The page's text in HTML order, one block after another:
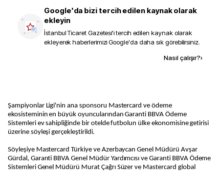
Google'da bizi tercih edilen kaynak olarak
ekleyin
İstanbul Ticaret Gazetesi'i tercih edilen kaynak olarak
ekleyerek haberlerimizi Google'da daha sık görebilirsiniz.
Nasıl çalışır?›
Şampiyonlar Ligi'nin ana sponsoru Mastercard ve ödeme
ekosisteminin en büyük oyuncularından Garanti BBVA Ödeme
Sistemleri ev sahipliğinde bir otelde futbolun ülke ekonomisine getirisi
üzerine söyleşi gerçekleştirildi.
Söyleşiye Mastercard Türkiye ve Azerbaycan Genel Müdürü Avşar
Gürdal, Garanti BBVA Genel Müdür Yardımcısı ve Garanti BBVA Ödeme
Sistemleri Genel Müdürü Murat Çağrı Süzer ve Mastercard global